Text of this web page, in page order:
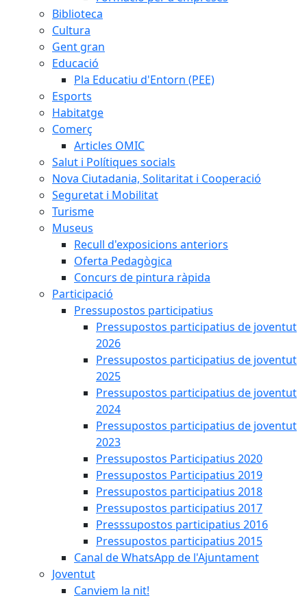
Biblioteca
Cultura
Gent gran
Educació
Pla Educatiu d'Entorn (PEE)
Esports
Habitatge
Comerç
Articles OMIC
Salut i Polítiques socials
Nova Ciutadania, Solitaritat i Cooperació
Seguretat i Mobilitat
Turisme
Museus
Recull d'exposicions anteriors
Oferta Pedagògica
Concurs de pintura ràpida
Participació
Pressupostos participatius
Pressupostos participatius de joventut
2026
Pressupostos participatius de joventut
2025
Pressupostos participatius de joventut
2024
Pressupostos participatius de joventut
2023
Pressupostos Participatius 2020
Pressupostos Participatius 2019
Pressupostos participatius 2018
Pressupostos participatius 2017
Presssupostos participatius 2016
Pressupostos participatius 2015
Canal de WhatsApp de l'Ajuntament
Joventut
Canviem la nit!